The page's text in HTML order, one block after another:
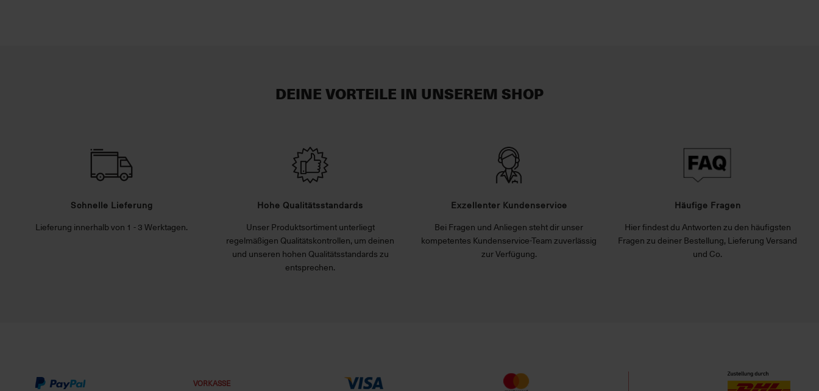
DEINE VORTEILE IN UNSEREM SHOP
Schnelle Lieferung
Lieferung innerhalb von 1 - 3 Werktagen.
Hohe Qualitätsstandards
Unser Produktsortiment unterliegt
regelmäßigen Qualitätskontrollen, um deinen
und unseren hohen Qualitätsstandards zu
entsprechen.
Exzellenter Kundenservice
Bei Fragen und Anliegen steht dir unser
kompetentes Kundenservice-Team zuverlässig
zur Verfügung.
Häufige Fragen
Hier findest du Antworten zu den häufigsten
Fragen zu deiner Bestellung, Lieferung Versand
und Co.
VORKASSE